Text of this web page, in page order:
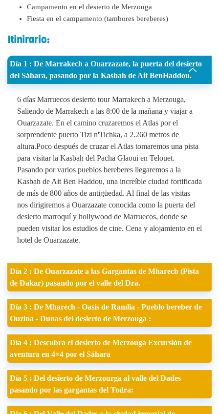
Campamento en el desierto de Merzouga
Fiesta en el campamento (tambores bereberes)
Itinirario:
Día 1 : De Marrakech a Ouarzazate, la puerta del desierto
del Sáhara, pasando por la Kasbah de Ait BenHaddou.
6 días Marruecos desierto tour Marrakech a Merzouga,
Saliendo de Marrakech a las 8:00 de la mañana y viajar a
Ouarzazate. En el camino cruzaremos el Atlas por el
sorprendente puerto Tizi n'Tichka, a 2.260 metros de
altura.Poco después de cruzar el Atlas tomaremos una pista
para visitar la Kasbah del Pacha Glaoui en Telouet.
Pasando por varios pueblos bereberes llegaremos a la
Kasbah de Ait Ben Haddou, una increíble ciudad fortificada
de más de 800 años de antigüedad. Al final de las visitas
nos dirigiremos a Ouarzazate conocida como la puerta del
desierto marroquí y hollywood de Marruecos, donde se
pueden visitar los estudios de cine. Cena y alojamiento en el
hotel de Ouarzazate.
Día 2 : De Ouarzazate a las Gargantas de Mharech (Pista
de Dakar) pasando por el valle del Dra.
Día 3 : De Mharech - Oasis de Ramlia - Pueblo bereber de
Ouzina - Dunas del desierto de Merzouga :
Día 4 : Descubra el desierto de Merzouga Excursión de
aventura en 4×4 por el Sáhara
Día 5 : Del desierto de Merzourga al valle del Dades
pasando por las gargantas del Todra: